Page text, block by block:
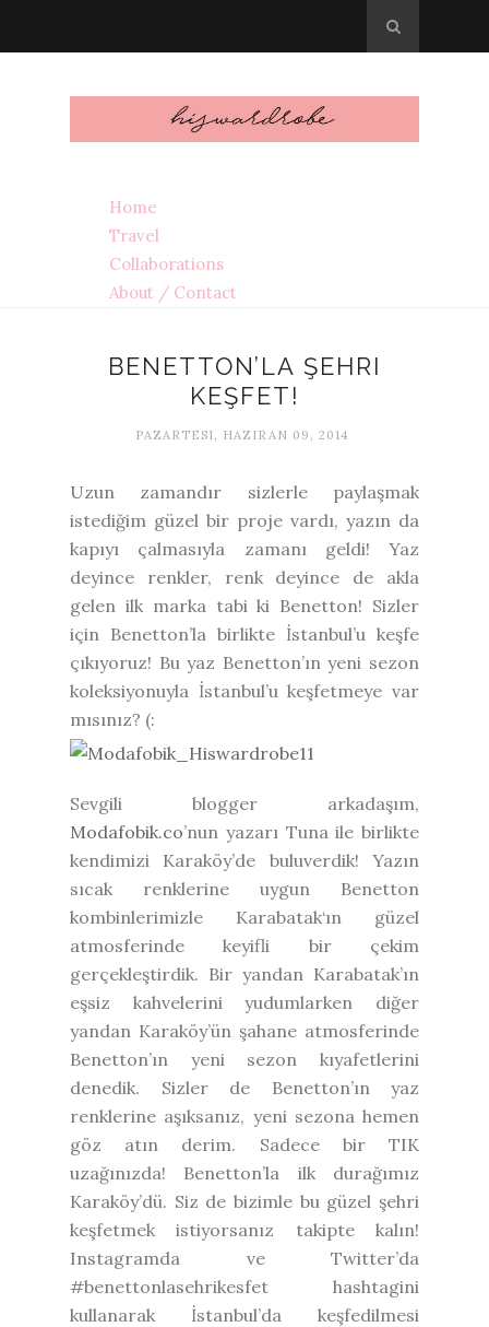
Home
Travel
Collaborations
About / Contact
BENETTON’LA ŞEHRI
KEŞFET!
PAZARTESI, HAZIRAN 09, 2014
Uzun zamandır sizlerle paylaşmak
istediğim güzel bir proje vardı, yazın da
kapıyı çalmasıyla zamanı geldi! Yaz
deyince renkler, renk deyince de akla
gelen ilk marka tabi ki Benetton! Sizler
için Benetton’la birlikte İstanbul’u keşfe
çıkıyoruz! Bu yaz Benetton’ın yeni sezon
koleksiyonuyla İstanbul’u keşfetmeye var
mısınız? (:
Sevgili blogger arkadaşım,
Modafobik.co’nun yazarı Tuna ile birlikte
kendimizi Karaköy’de buluverdik! Yazın
sıcak renklerine uygun Benetton
kombinlerimizle Karabatak‘ın güzel
atmosferinde keyifli bir çekim
gerçekleştirdik. Bir yandan Karabatak’ın
eşsiz kahvelerini yudumlarken diğer
yandan Karaköy’ün şahane atmosferinde
Benetton’ın yeni sezon kıyafetlerini
denedik. Sizler de Benetton’ın yaz
renklerine aşıksanız, yeni sezona hemen
göz atın derim. Sadece bir TIK
uzağınızda! Benetton’la ilk durağımız
Karaköy’dü. Siz de bizimle bu güzel şehri
keşfetmek istiyorsanız takipte kalın!
Instagramda ve Twitter’da
#benettonlasehrikesfet hashtagini
kullanarak İstanbul’da keşfedilmesi